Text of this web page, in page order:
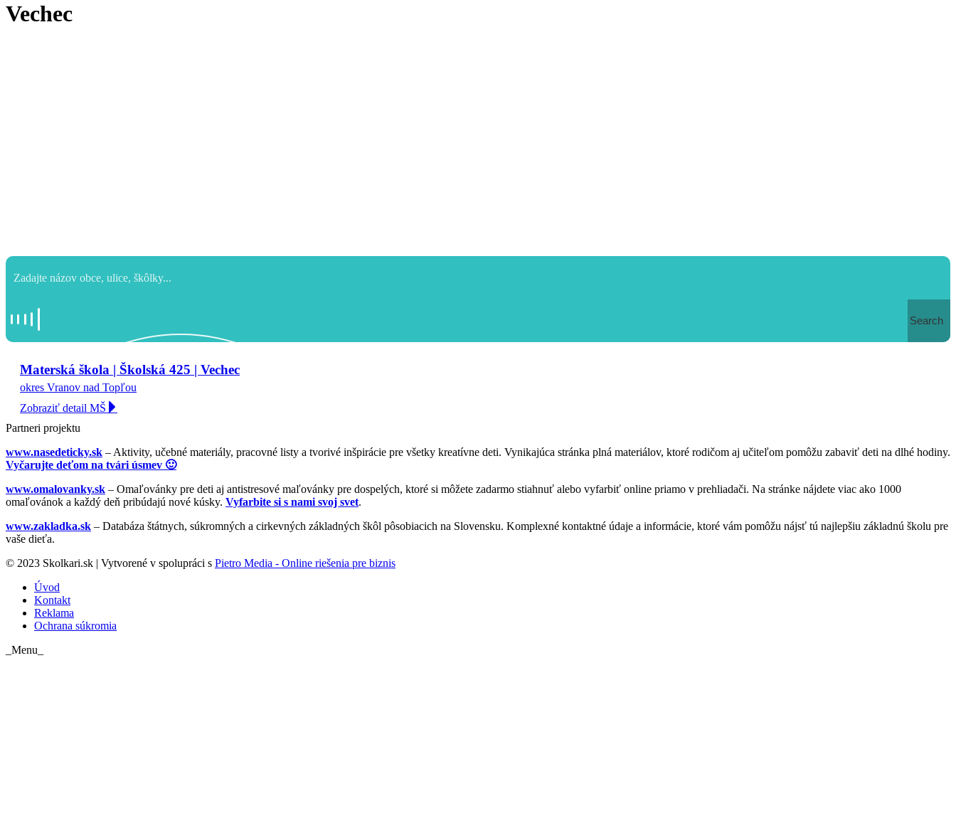
Vechec
Search
Materská škola | Školská 425 | Vechec
okres Vranov nad Topľou
Zobraziť detail MŠ
Partneri projektu
www.nasedeticky.sk – Aktivity, učebné materiály, pracovné listy a tvorivé inšpirácie pre všetky kreatívne deti. Vynikajúca stránka plná materiálov, ktoré rodičom aj učiteľom pomôžu zabaviť deti na dlhé hodiny.
Vyčarujte deťom na tvári úsmev 🙂
www.omalovanky.sk – Omaľovánky pre deti aj antistresové maľovánky pre dospelých, ktoré si môžete zadarmo stiahnuť alebo vyfarbiť online priamo v prehliadači. Na stránke nájdete viac ako 1000
omaľovánok a každý deň pribúdajú nové kúsky. Vyfarbite si s nami svoj svet.
www.zakladka.sk – Databáza štátnych, súkromných a cirkevných základných škôl pôsobiacich na Slovensku. Komplexné kontaktné údaje a informácie, ktoré vám pomôžu nájsť tú najlepšiu základnú školu pre
vaše dieťa.
© 2023 Skolkari.sk | Vytvorené v spolupráci s Pietro Media - Online riešenia pre biznis
Úvod
Kontakt
Reklama
Ochrana súkromia
_Menu_